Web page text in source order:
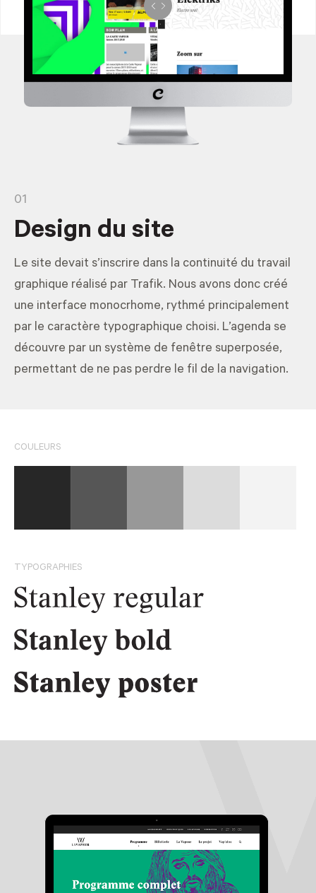
01
Design du site
Le site devait s’inscrire dans la continuité du travail
graphique réalisé par Trafik. Nous avons donc créé
une interface monocrhome, rythmé principalement
par le caractère typographique choisi. L’agenda se
découvre par un système de fenêtre superposée,
permettant de ne pas perdre le fil de la navigation.
COULEURS
TYPOGRAPHIES